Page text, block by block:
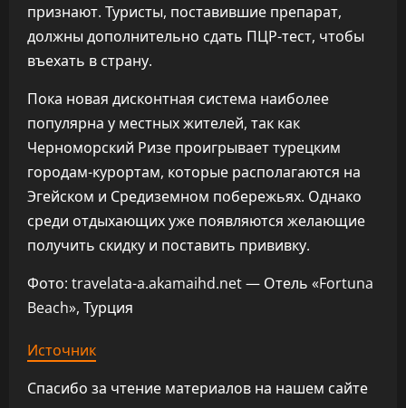
признают. Туристы, поставившие препарат,
должны дополнительно сдать ПЦР-тест, чтобы
въехать в страну.
Пока новая дисконтная система наиболее
популярна у местных жителей, так как
Черноморский Ризе проигрывает турецким
городам-курортам, которые располагаются на
Эгейском и Средиземном побережьях. Однако
среди отдыхающих уже появляются желающие
получить скидку и поставить прививку.
Фото: travelata-a.akamaihd.net — Отель «Fortuna
Beach», Турция
Источник
Спасибо за чтение материалов на нашем сайте